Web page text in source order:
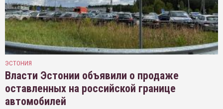
ЭСТОНИЯ
Власти Эстонии объявили о продаже
оставленных на российской границе
автомобилей